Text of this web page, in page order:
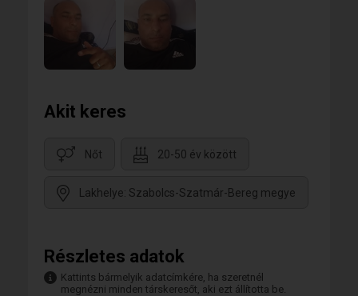
Akit keres
Nőt 20-50 év között
Lakhelye: Szabolcs-Szatmár-Bereg megye
Részletes adatok
Kattints bármelyik adatcímkére, ha szeretnél
megnézni minden társkeresőt, aki ezt állította be.